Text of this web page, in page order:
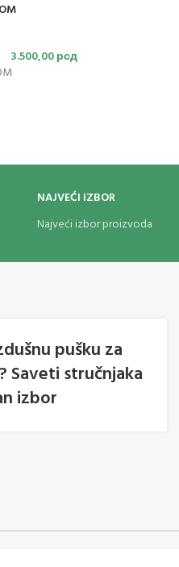
3.500,00рсд
NAJVEĆI IZBOR
Najveći izbor proizvoda
pušku za
Saveti stručnjaka
izbor